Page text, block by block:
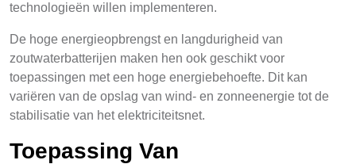
technologieën willen implementeren.
De hoge energieopbrengst en langdurigheid van
zoutwaterbatterijen maken hen ook geschikt voor
toepassingen met een hoge energiebehoefte. Dit kan
variëren van de opslag van wind- en zonneenergie tot de
stabilisatie van het elektriciteitsnet.
Toepassing Van